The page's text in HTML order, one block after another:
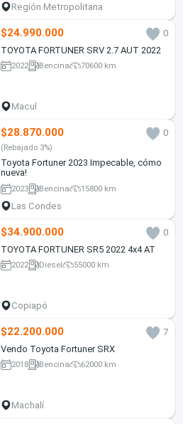
Región Metropolitana
$24.990.000
0
TOYOTA FORTUNER SRV 2.7 AUT 2022
2022 Bencina 70600 km
Macul
$28.870.000 0
(Rebajado 3%)
Toyota Fortuner 2023 Impecable, cómo
nueva!
2023 Bencina 15800 km
Las Condes
$34.900.000
0
TOYOTA FORTUNER SR5 2022 4x4 AT
2022 Diesel 55000 km
Copiapó
$22.200.000
7
Vendo Toyota Fortuner SRX
2018 Bencina 62000 km
Machalí